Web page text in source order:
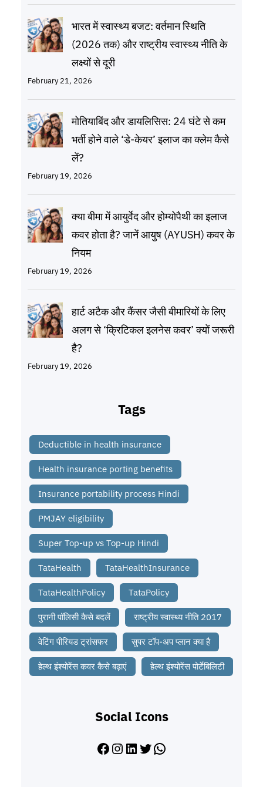
भारत में स्वास्थ्य बजट: वर्तमान स्थिति
(2026 तक) और राष्ट्रीय स्वास्थ्य नीति के
लक्ष्यों से दूरी
February 21, 2026
मोतियाबिंद और डायलिसिस: 24 घंटे से कम
भर्ती होने वाले ‘डे-केयर’ इलाज का क्लेम कैसे
लें?
February 19, 2026
क्या बीमा में आयुर्वेद और होम्योपैथी का इलाज
कवर होता है? जानें आयुष (AYUSH) कवर के
नियम
February 19, 2026
हार्ट अटैक और कैंसर जैसी बीमारियों के लिए
अलग से ‘क्रिटिकल इलनेस कवर’ क्यों जरूरी
है?
February 19, 2026
Tags
Deductible in health insurance
Health insurance porting benefits
Insurance portability process Hindi
PMJAY eligibility
Super Top-up vs Top-up Hindi
TataHealth TataHealthInsurance
TataHealthPolicy TataPolicy
पुरानी पॉलिसी कैसे बदलें राष्ट्रीय स्वास्थ्य नीति 2017
वेटिंग पीरियड ट्रांसफर सुपर टॉप-अप प्लान क्या है
हेल्थ इंश्योरेंस कवर कैसे बढ़ाएं हेल्थ इंश्योरेंस पोर्टेबिलिटी
Social Icons
Facebook Instagram LinkedIn Twitter WhatsApp